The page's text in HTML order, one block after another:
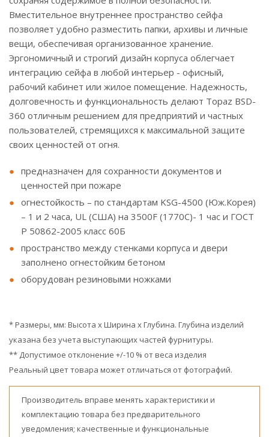
Вместительное внутреннее пространство сейфа
позволяет удобно разместить папки, архивы и личные
вещи, обеспечивая организованное хранение.
Эргономичный и строгий дизайн корпуса облегчает
интеграцию сейфа в любой интерьер - офисный,
рабочий кабинет или жилое помещение. Надежность,
долговечность и функциональность делают Topaz BSD-
360 отличным решением для предприятий и частных
пользователей, стремящихся к максимальной защите
своих ценностей от огня.
предназначен для сохранности документов и
ценностей при пожаре
огнестойкость – по стандартам KSG-4500 (Юж.Корея)
– 1 и 2 часа, UL (США) на 3500F (1770C)- 1 час и ГОСТ
Р 50862-2005 класс 60Б
пространство между стенками корпуса и двери
заполнено огнестойким бетоном
оборудован резиновыми ножками
* Размеры, мм: Высота x Ширина x Глубина. Глубина изделий
указана без учета выступающих частей фурнитуры.
** Допустимое отклонение +/-10 % от веса изделия
Реальный цвет товара может отличаться от фотографий.
Производитель вправе менять характеристики и
комплектацию товара без предварительного
уведомления; качественные и функциональные